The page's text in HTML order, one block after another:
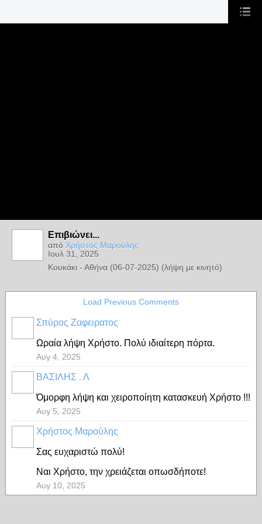
Επιβιώνει...
από Χρήστος Μαρούλης
Ιουλ 31, 2025
Κουκάκι - Αθήνα (06-07-2025) (λήψη με κινητό)
Load Previous Comments
Σπύρος Ζαφειρατος
Ωραία λήψη Χρήστο. Πολύ ιδιαίτερη πόρτα.
Αυγ 4, 2025
ΒΑΣΙΛΗΣ . Λ
Όμορφη λήψη και χειροποίητη κατασκευή Χρήστο !!!
Αυγ 5, 2025
Χρήστος Μαρούλης
Σας ευχαριστώ πολύ!
Ναι Χρήστο, την χρειάζεται οπωσδήποτε!
Αυγ 10, 2025